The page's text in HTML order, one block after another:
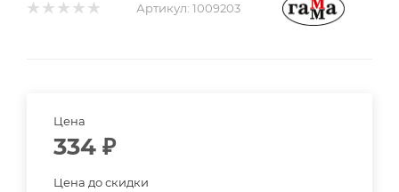
Артикул: 1009203
Цена
334 ₽
Цена до скидки